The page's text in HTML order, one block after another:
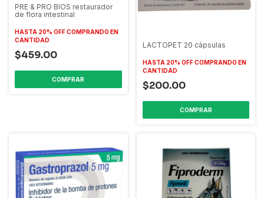
PRE & PRO BIOS restaurador
de flora intestinal
HASTA 20% OFFCOMPRANDO EN
CANTIDAD
$459.00
LACTOPET 20 cápsulas
HASTA 20% OFF COMPRANDO EN
CANTIDAD
$200.00